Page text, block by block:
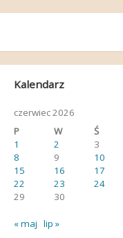
Kalendarz
czerwiec 2026
P
W Ś
1
2 3
8
9 10
15
16 17
22
23 24
29
30
« maj lip »